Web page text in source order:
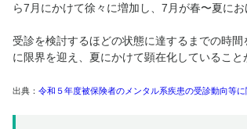
ら7月にかけて徐々に増加し、7月が春〜夏に
受診を検討するほどの状態に達するまでの時
に限界を迎え、夏にかけて顕在化していること
出典： 令和５年度被保険者のメンタル系疾患の受診動向等